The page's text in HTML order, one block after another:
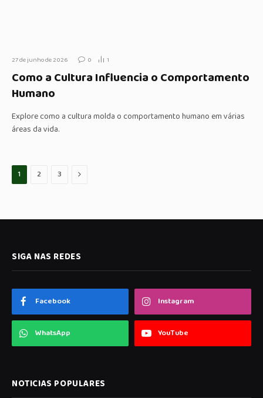
27 de junho de 2026 0 1
Como a Cultura Influencia o Comportamento
Humano
Explore como a cultura molda o comportamento humano em várias
áreas da vida.
1 2 3 Proximo
SIGA NAS REDES
Facebook Instagram
WhatsApp YouTube
NOTICIAS POPULARES